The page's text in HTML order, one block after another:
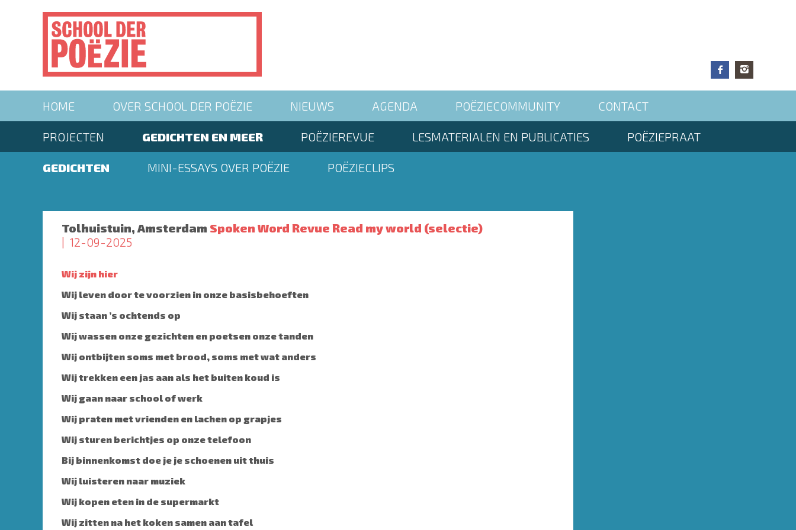
navigationHOME OVER SCHOOL DER POËZIE NIEUWS AGENDA POËZIECOMMUNITY CONTACT
PROJECTEN GEDICHTEN EN MEER POËZIEREVUE LESMATERIALEN EN PUBLICATIES POËZIEPRAAT
GEDICHTEN MINI-ESSAYS OVER POËZIE POËZIECLIPS
Tolhuistuin, Amsterdam Spoken Word Revue Read my world (selectie)
12-09-2025
Wij zijn hier
Wij leven door te voorzien in onze basisbehoeften
Wij staan ’s ochtends op
Wij wassen onze gezichten en poetsen onze tanden
Wij ontbijten soms met brood, soms met wat anders
Wij trekken een jas aan als het buiten koud is
Wij gaan naar school of werk
Wij praten met vrienden en lachen op grapjes
Wij sturen berichtjes op onze telefoon
Bij binnenkomst doe je je schoenen uit thuis
Wij luisteren naar muziek
Wij kopen eten in de supermarkt
Wij zitten na het koken samen aan tafel